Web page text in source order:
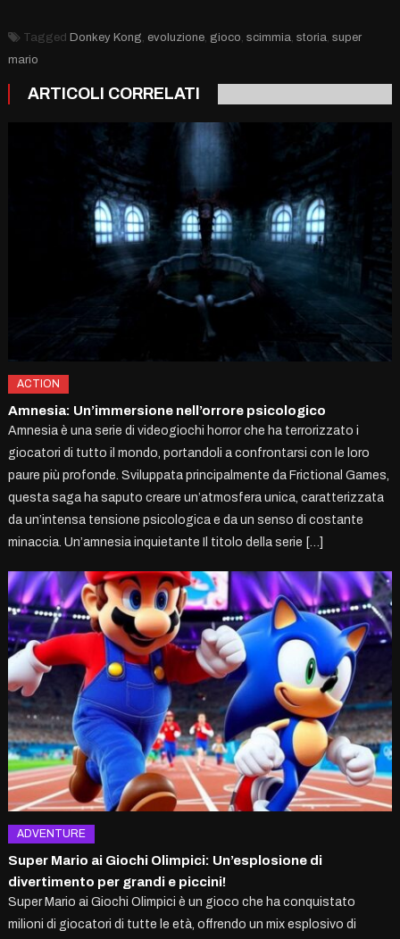
Tagged Donkey Kong evoluzione, gioco scimmia storia super
mario
ARTICOLI CORRELATI
ACTION
Amnesia: Un’immersione nell’orrore psicologico
Amnesia è una serie di videogiochi horror che ha terrorizzato i
giocatori di tutto il mondo, portandoli a confrontarsi con le loro
paure più profonde. Sviluppata principalmente da Frictional Games,
questa saga ha saputo creare un’atmosfera unica, caratterizzata
da un’intensa tensione psicologica e da un senso di costante
minaccia. Un’amnesia inquietante Il titolo della serie […]
ADVENTURE
Super Mario ai Giochi Olimpici: Un’esplosione di
divertimento per grandi e piccini!
Super Mario ai Giochi Olimpici è un gioco che ha conquistato
milioni di giocatori di tutte le età, offrendo un mix esplosivo di